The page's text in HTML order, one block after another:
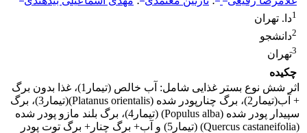
1دا. تهران
2دانشجو
3تهران
چکیده
اثر شش نوع بستر غذایی شامل: آب خالص (تیمار1)، غذا بدون برگ
+ آب(تیمار2)، برگ چنارپودر شده (Platanus orientalis)(تیمار3)، برگ
سپیدار پودر شده (Populus alba) (تیمار4)، برگ بلند مازو پودر شده
(Quercus castaneifolia) (تیمار5) و آب+ برگ چنار+ برگ توت پودر